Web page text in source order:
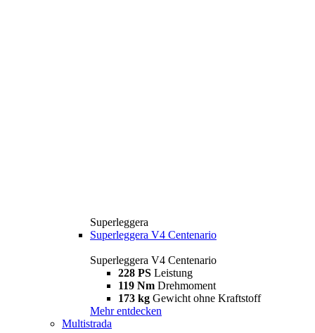
Superleggera
Superleggera V4 Centenario
Superleggera V4 Centenario
228 PS Leistung
119 Nm Drehmoment
173 kg Gewicht ohne Kraftstoff
Mehr entdecken
Multistrada